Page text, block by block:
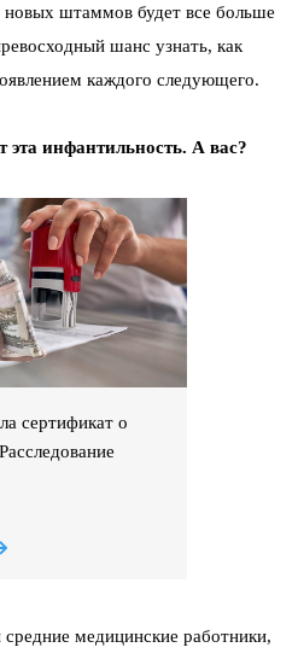
новых штаммов будет все больше
шанс узнать, как
каждого следующего.
инфантильность. А вас?
сертификат о
медицинские работники,